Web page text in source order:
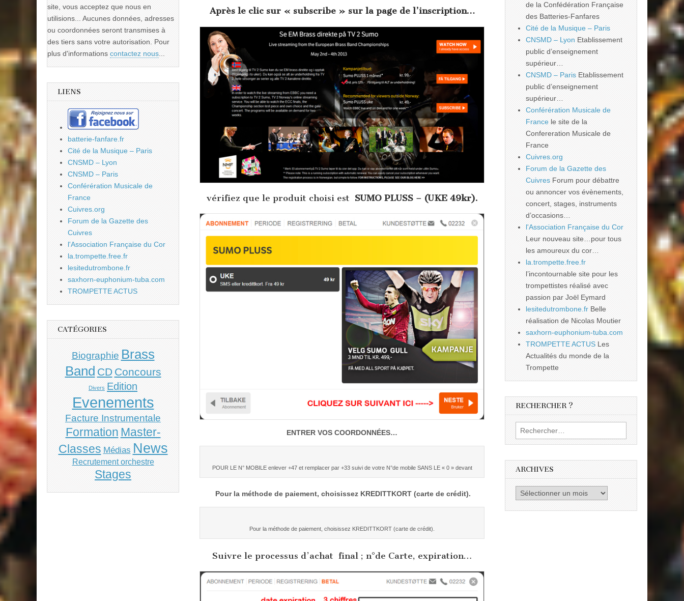
Après le clic sur « subscribe » sur la page de l’inscription…
vérifiez que le produit choisi est SUMO PLUSS – (UKE 49kr).
ENTRER VOS COORDONNÉES…
POUR LE N° MOBILE enlever +47 et remplacer par +33 suivi de votre N°de mobile SANS LE « 0 » devant
Pour la méthode de paiement, choisissez KREDITTKORT (carte de crédit).
Pour la méthode de paiement, choisissez KREDITTKORT (carte de crédit).
Suivre le processus d’achat final ; n°de Carte, expiration…
site, vous acceptez que nous en
utilisions... Aucunes données, adresses
ou coordonnées seront transmises à
des tiers sans votre autorisation. Pour
plus d'informations contactez nous...
LIENS
batterie-fanfare.fr
Cité de la Musique – Paris
CNSMD – Lyon
CNSMD – Paris
Conférération Musicale de
France
Cuivres.org
Forum de la Gazette des
Cuivres
l'Association Française du Cor
la.trompette.free.fr
lesitedutrombone.fr
saxhorn-euphonium-tuba.com
TROMPETTE ACTUS
CATÉGORIES
Biographie Brass
Band CD Concours
Divers Edition
Evenements
Facture Instrumentale
Formation Master-
Classes Médias News
Recrutement orchestre
Stages
de la Confédération Française
des Batteries-Fanfares
Cité de la Musique – Paris
CNSMD – Lyon Etablissement
public d’enseignement
supérieur…
CNSMD – Paris Etablissement
public d’enseignement
supérieur…
Conférération Musicale de
France le site de la
Confereration Musicale de
France
Cuivres.org
Forum de la Gazette des
Cuivres Forum pour débattre
ou annoncer vos évènements,
concert, stages, instruments
d’occasions…
l'Association Française du Cor
Leur nouveau site…pour tous
les amoureux du cor…
la.trompette.free.fr
l’incontournable site pour les
trompettistes réalisé avec
passion par Joël Eymard
lesitedutrombone.fr Belle
réalisation de Nicolas Moutier
saxhorn-euphonium-tuba.com
TROMPETTE ACTUS Les
Actualités du monde de la
Trompette
RECHERCHER ?
Rechercher :
ARCHIVES
Archives